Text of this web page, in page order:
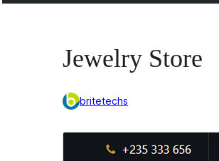
Jewelry Store
britetechs